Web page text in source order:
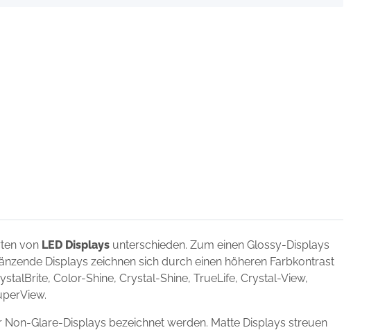
von LED Displays unterschieden. Zum einen Glossy-Displays
Displays zeichnen sich durch einen höheren Farbkontrast
Color-Shine, Crystal-Shine, TrueLife, Crystal-View,
Glare-Displays bezeichnet werden. Matte Displays streuen